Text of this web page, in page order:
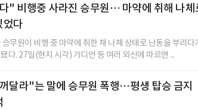
" 비행중 사라진 승무원… 마약에 취해 나체
었다
승무원이 비행 중 마약에 취한 채 나체 상태로 난동을 부리다
다. 27일(현지 시각) 가디언 등 여러 외신에 따르면 ...
달라"는 말에 승무원 폭행…평생 탑승 금지